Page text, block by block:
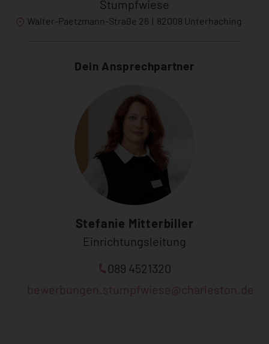
Stumpfwiese
Walter-Paetzmann-Straße 26 | 82008 Unterhaching
Dein Ansprechpartner
Stefanie Mitterbiller
Einrichtungsleitung
089 4521320
bewerbungen.stumpfwiese@charleston.de